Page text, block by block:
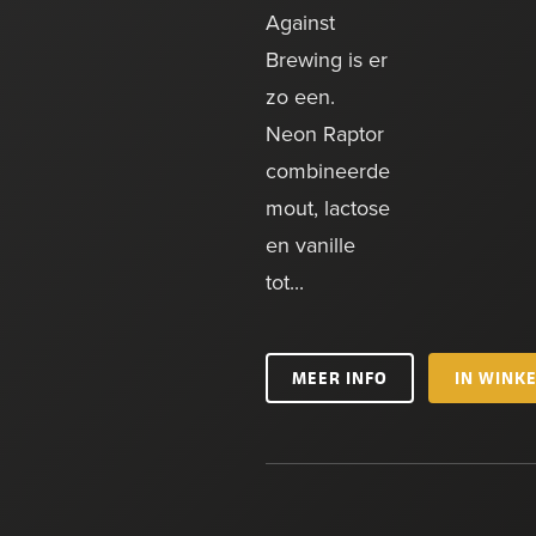
Against
Brewing is er
zo een.
Neon Raptor
combineerde
mout, lactose
en vanille
tot...
MEER INFO IN